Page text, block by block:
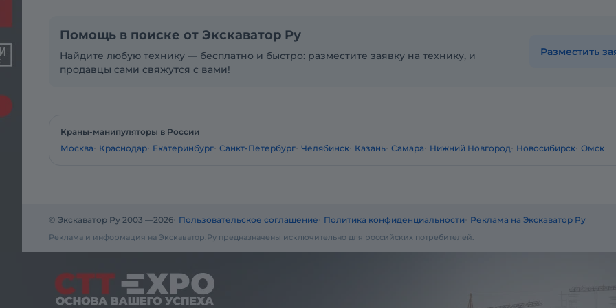
Помощь в поиске от Экскаватор Ру
Найдите любую технику — бесплатно и быстро: разместите заявку на технику, и
продавцы сами свяжутся с вами!
Разместить
Краны-манипуляторы в России
Москва
Краснодар Екатеринбург Санкт-Петербург Челябинск Казань Самара Нижний Новгород Новосибирск Омск
© Экскаватор Ру 2003 —2026 Пользовательское соглашение Политика конфиденциальности Реклама на Экскаватор Ру
Реклама и информация на Экскаватор.Ру предназначены исключительно для российских потребителей.